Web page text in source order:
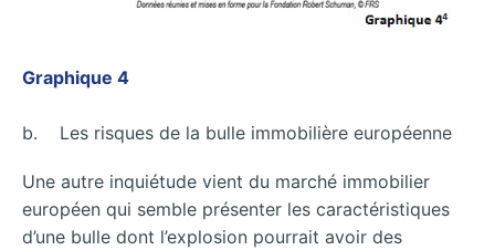
Graphique 4
b. Les risques de la bulle immobilière européenne
Une autre inquiétude vient du marché immobilier
européen qui semble présenter les caractéristiques
d’une bulle dont l’explosion pourrait avoir des